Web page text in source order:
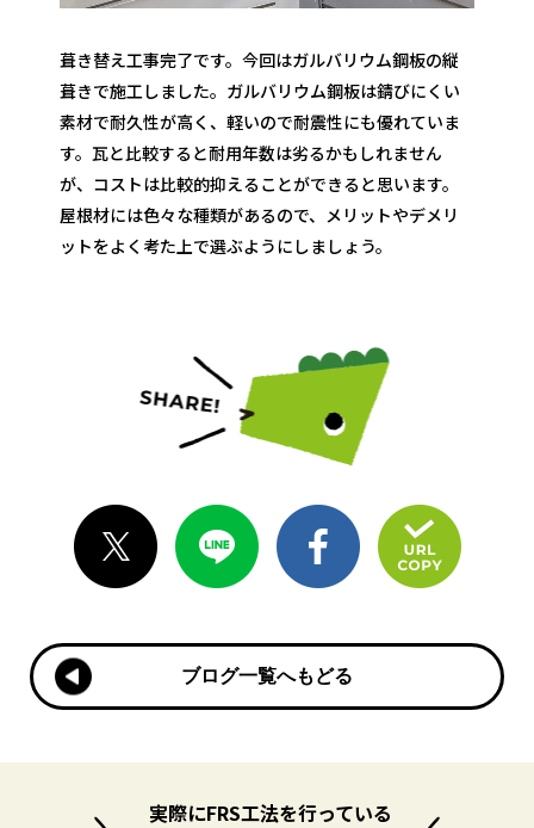
葺き替え工事完了です。今回はガルバリウム鋼板の縦
葺きで施工しました。ガルバリウム鋼板は錆びにくい
素材で耐久性が高く、軽いので耐震性にも優れていま
す。瓦と比較すると耐用年数は劣るかもしれません
が、コストは比較的抑えることができると思います。
屋根材には色々な種類があるので、メリットやデメリ
ットをよく考た上で選ぶようにしましょう。
ブログ一覧へもどる
ブログ一覧へもどる
実際にFRS工法を行っている